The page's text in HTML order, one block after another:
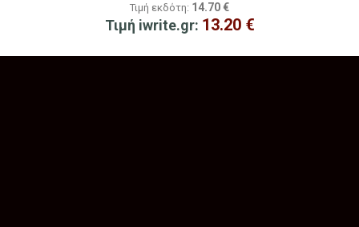
Τιμή εκδότη: 14.70 €
Τιμή iwrite.gr: 13.20 €